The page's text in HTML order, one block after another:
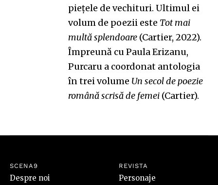
piețele de vechituri. Ultimul ei
volum de poezii este Tot mai
multă splendoare (Cartier, 2022).
Împreună cu Paula Erizanu,
Purcaru a coordonat antologia
în trei volume Un secol de poezie
română scrisă de femei (Cartier).
SCENA9
Despre noi
REVISTA
Personaje